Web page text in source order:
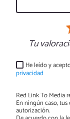
Tu
He leído y
privacidad
Red Link To Media
En ningún caso,
autorización.